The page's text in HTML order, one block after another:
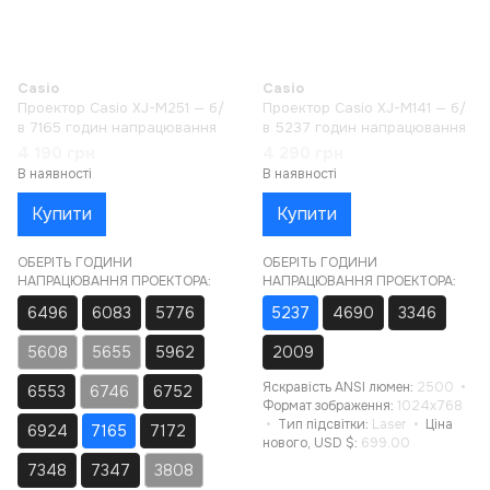
Casio
Проектор Casio XJ-M251 — б/
в 7165 годин напрацювання
В наявності
Купити
ОБЕРІТЬ ГОДИНИ
НАПРАЦЮВАННЯ ПРОЕКТОРА:
6496 6083
5776
5608
5655
5962
6553
6746
6752
6924
7165
7172
7348
7347
3808
Casio
Проектор Casio XJ-M141 — б/
в 5237 годин напрацювання
В наявності
Купити
ОБЕРІТЬ ГОДИНИ
НАПРАЦЮВАННЯ ПРОЕКТОРА:
5237 4690
3346
2009
Яскравість ANSI люмен 2500
Формат зображення 1024x768
Тип підсвітки Laser
Ціна
нового, USD $ 699.00